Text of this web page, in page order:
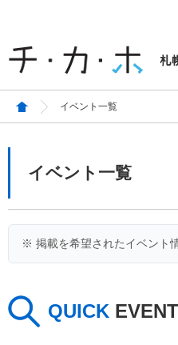
イベント一覧
イベント一覧
※ 掲載を希望されたイベント
QUICK EVENT